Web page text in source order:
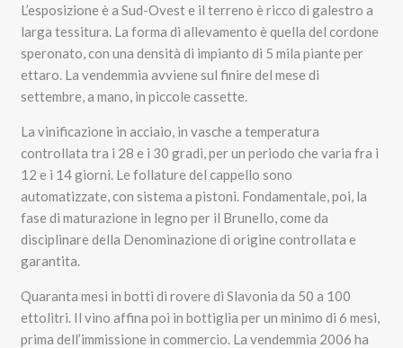
L’esposizione è a Sud-Ovest e il terreno è ricco di galestro a
larga tessitura. La forma di allevamento è quella del cordone
speronato, con una densità di impianto di 5 mila piante per
ettaro. La vendemmia avviene sul finire del mese di
settembre, a mano, in piccole cassette.
La vinificazione in acciaio, in vasche a temperatura
controllata tra i 28 e i 30 gradi, per un periodo che varia fra i
12 e i 14 giorni. Le follature del cappello sono
automatizzate, con sistema a pistoni. Fondamentale, poi, la
fase di maturazione in legno per il Brunello, come da
disciplinare della Denominazione di origine controllata e
garantita.
Quaranta mesi in botti di rovere di Slavonia da 50 a 100
ettolitri. Il vino affina poi in bottiglia per un minimo di 6 mesi,
prima dell’immissione in commercio. La vendemmia 2006 ha